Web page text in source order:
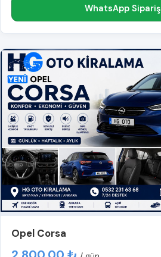
WhatsApp Sipariş
Opel Corsa